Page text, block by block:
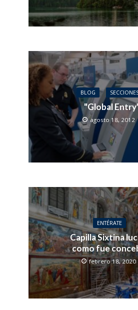
BLOG
"Global
agosto 18, 2012
ENTÉRATE
Capilla Sixtina
como fue
febrero 18, 2020